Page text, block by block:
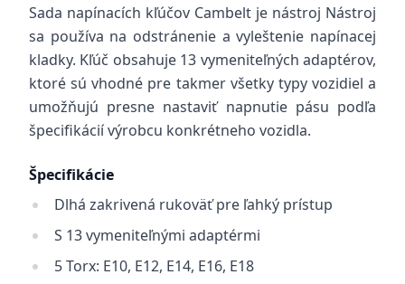
Sada napínacích kľúčov Cambelt je nástroj Nástroj
sa používa na odstránenie a vyleštenie napínacej
kladky. Kľúč obsahuje 13 vymeniteľných adaptérov,
ktoré sú vhodné pre takmer všetky typy vozidiel a
umožňujú presne nastaviť napnutie pásu podľa
špecifikácií výrobcu konkrétneho vozidla.
Špecifikácie
Dlhá zakrivená rukoväť pre ľahký prístup
S 13 vymeniteľnými adaptérmi
5 Torx: E10, E12, E14, E16, E18